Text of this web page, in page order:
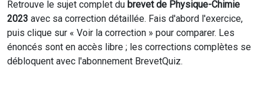
Retrouve le sujet complet du brevet de Physique-Chimie
2023 avec sa correction détaillée. Fais d'abord l'exercice,
puis clique sur « Voir la correction » pour comparer. Les
énoncés sont en accès libre ; les corrections complètes se
débloquent avec l'abonnement BrevetQuiz.